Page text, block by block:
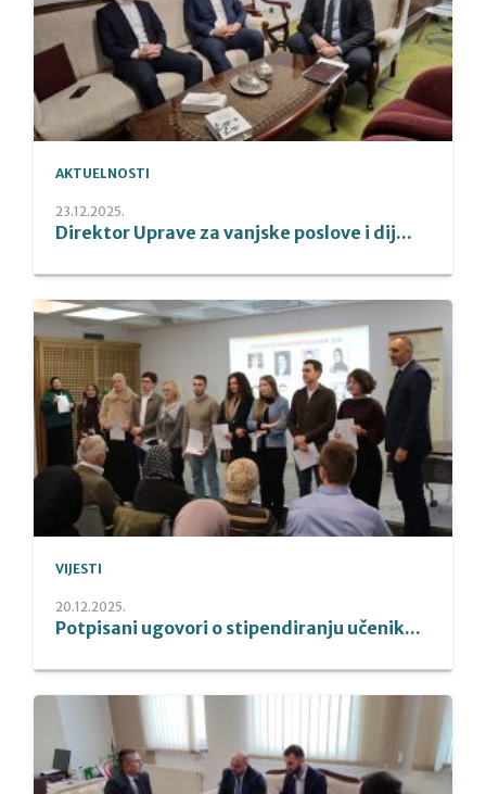
AKTUELNOSTI
23.12.2025.
Direktor Uprave za vanjske poslove i dij...
VIJESTI
20.12.2025.
Potpisani ugovori o stipendiranju učenik...